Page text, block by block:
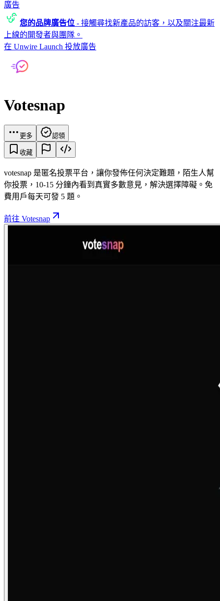
廣告
您的品牌廣告位 - 接觸尋找新產品的訪客，以及關注最新
上線的開發者與團隊。
在 Unwire Launch 投放廣告
Votesnap
更多 認領
收藏
votesnap 是匿名投票平台，讓你發佈任何決定難題，陌生人幫
你投票，10-15 分鐘內看到真實多數意見，解決選擇障礙。免
費用戶每天可發 5 題。
前往 Votesnap